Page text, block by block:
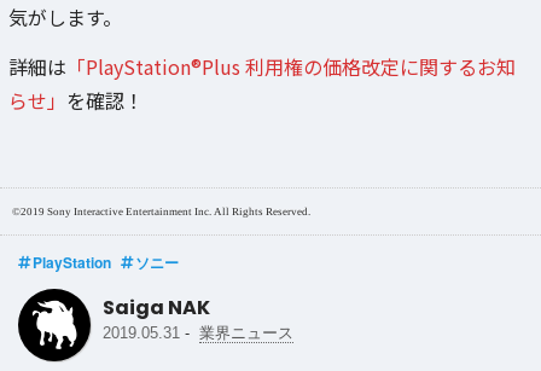
気がします。
詳細は 「PlayStation®Plus 利用権の価格改定に関するお知
らせ」 を確認！
©2019 Sony Interactive Entertainment Inc. All Rights Reserved.
PlayStation ソニー
Saiga NAK
2019.05.31 - 業界ニュース